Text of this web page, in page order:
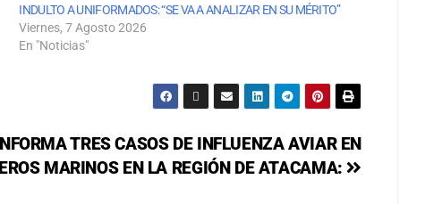
INDULTO A UNIFORMADOS: “SE VA A ANALIZAR EN SU MÉRITO”
Viernes, 7 Agosto 2026
En "Noticias"
TRES CASOS DE INFLUENZA AVIAR EN
MARINOS EN LA REGIÓN DE ATACAMA: